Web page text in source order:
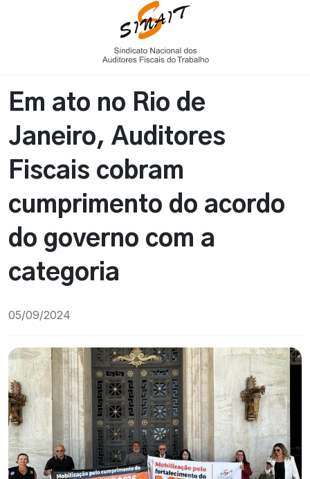
Em ato no Rio de
Janeiro, Auditores
Fiscais cobram
cumprimento do acordo
do governo com a
categoria
05/09/2024